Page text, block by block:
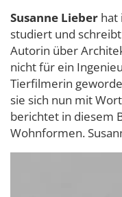
Susanne Lieber hat
studiert und
Autorin über
nicht für ein
Tierfilmerin
sie sich nun mit
berichtet in diesem
Wohnformen.